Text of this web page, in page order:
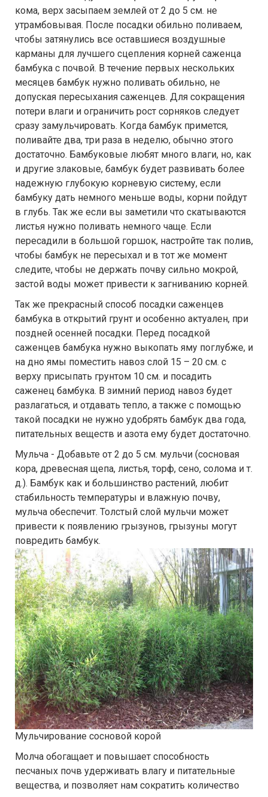
кома, верх засыпаем землей от 2 до 5 см. не
утрамбовывая. После посадки обильно поливаем,
чтобы затянулись все оставшиеся воздушные
карманы для лучшего сцепления корней саженца
бамбука с почвой. В течение первых нескольких
месяцев бамбук нужно поливать обильно, не
допуская пересыхания саженцев. Для сокращения
потери влаги и ограничить рост сорняков следует
сразу замульчировать. Когда бамбук примется,
поливайте два, три раза в неделю, обычно этого
достаточно. Бамбуковые любят много влаги, но, как
и другие злаковые, бамбук будет развивать более
надежную глубокую корневую систему, если
бамбуку дать немного меньше воды, корни пойдут
в глубь. Так же если вы заметили что скатываются
листья нужно поливать немного чаще. Если
пересадили в большой горшок, настройте так полив,
чтобы бамбук не пересыхал и в тот же момент
следите, чтобы не держать почву сильно мокрой,
застой воды может привести к загниванию корней.
Так же прекрасный способ посадки саженцев
бамбука в открытий грунт и особенно актуален, при
поздней осенней посадки. Перед посадкой
саженцев бамбука нужно выкопать яму поглубже, и
на дно ямы поместить навоз слой 15 – 20 см. с
верху присыпать грунтом 10 см. и посадить
саженец бамбука. В зимний период навоз будет
разлагаться, и отдавать тепло, а также с помощью
такой посадки не нужно удобрять бамбук два года,
питательных веществ и азота ему будет достаточно.
Мульча - Добавьте от 2 до 5 см. мульчи (сосновая
кора, древесная щепа, листья, торф, сено, солома и т.
д.). Бамбук как и большинство растений, любит
стабильность температуры и влажную почву,
мульча обеспечит. Толстый слой мульчи может
привести к появлению грызунов, грызуны могут
повредить бамбук.
Мульчирование сосновой корой
Молча обогащает и повышает способность
песчаных почв удерживать влагу и питательные
вещества, и позволяет нам сократить количество